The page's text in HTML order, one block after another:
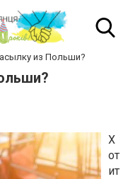
из Польши?
Х
от
ит